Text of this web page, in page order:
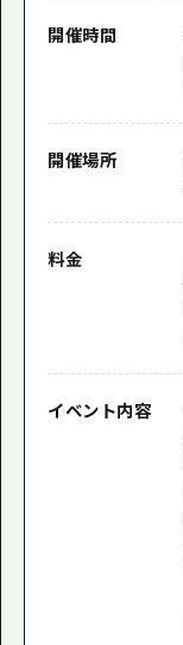
開催時間
開催場所
料金
イベント内容